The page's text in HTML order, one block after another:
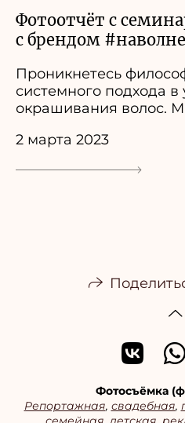
Фотоотчёт с
с брендом
Проникнетесь
системного подхода в
окрашивания волос.
2 марта 2023
Фотосъёмка
Репортажная, свадебная,